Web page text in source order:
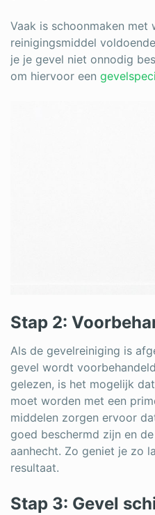
Vaak is schoonmaken met
reinigingsmiddel
je je gevel niet onnodig
om hiervoor een
Stap 2:
Als de gevelreiniging is
gevel wordt
gelezen, is het mogelijk
moet worden met een
middelen zorgen ervoor
goed beschermd zijn en
aanhecht. Zo geniet je zo
resultaat.
Stap 3: Gevel